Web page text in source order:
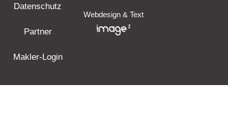
Datenschutz
Partner
Makler-Login
Webdesign & Text